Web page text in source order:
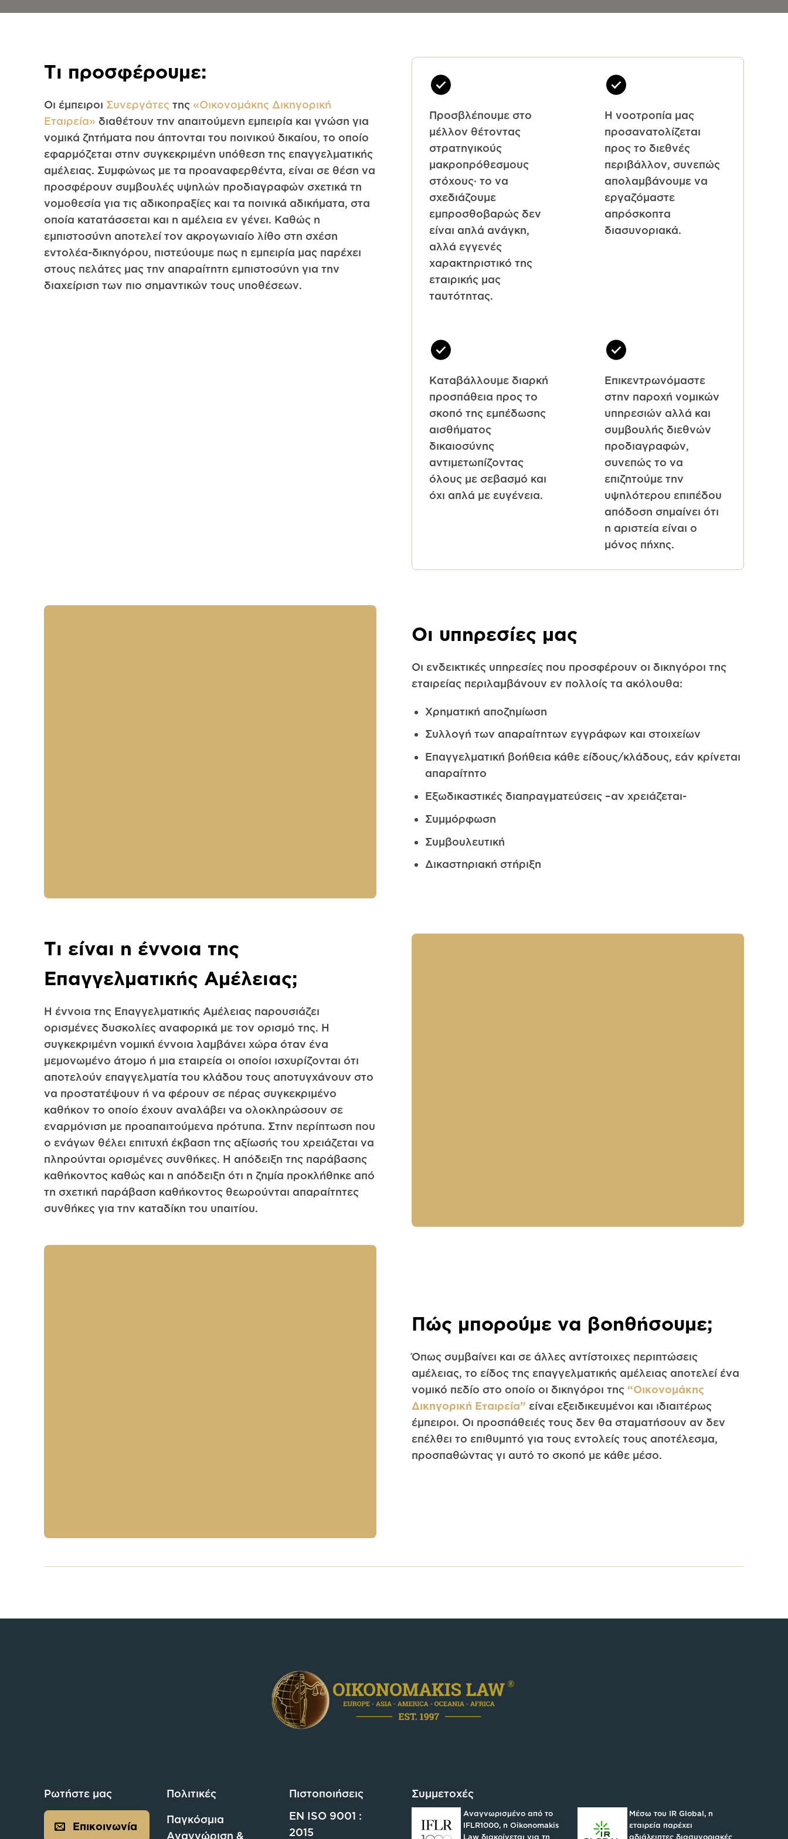
Τι προσφέρουμε:
Οι έμπειροι Συνεργάτεςτης «Οικονομάκης Δικηγορική
Εταιρεία» διαθέτουν την απαιτούμενη εμπειρία και γνώση για
νομικά ζητήματα που άπτονται του ποινικού δικαίου, το οποίο
εφαρμόζεται στην συγκεκριμένη υπόθεση της επαγγελματικής
αμέλειας. Συμφώνως με τα προαναφερθέντα, είναι σε θέση να
προσφέρουν συμβουλές υψηλών προδιαγραφών σχετικά τη
νομοθεσία για τις αδικοπραξίες και τα ποινικά αδικήματα, στα
οποία κατατάσσεται και η αμέλεια εν γένει. Καθώς η
εμπιστοσύνη αποτελεί τον ακρογωνιαίο λίθο στη σχέση
εντολέα-δικηγόρου, πιστεύουμε πως η εμπειρία μας παρέχει
στους πελάτες μας την απαραίτητη εμπιστοσύνη για την
διαχείριση των πιο σημαντικών τους υποθέσεων.
Προσβλέπουμε στο
μέλλον θέτοντας
στρατηγικούς
μακροπρόθεσμους
στόχους· το να
σχεδιάζουμε
εμπροσθοβαρώς δεν
είναι απλά ανάγκη,
αλλά εγγενές
χαρακτηριστικό της
εταιρικής μας
ταυτότητας.
Η νοοτροπία μας
προσανατολίζεται
προς το διεθνές
περιβάλλον, συνεπώς
απολαμβάνουμε να
εργαζόμαστε
απρόσκοπτα
διασυνοριακά.
Καταβάλλουμε διαρκή
προσπάθεια προς το
σκοπό της εμπέδωσης
αισθήματος
δικαιοσύνης
αντιμετωπίζοντας
όλους με σεβασμό και
όχι απλά με ευγένεια.
Επικεντρωνόμαστε
στην παροχή νομικών
υπηρεσιών αλλά και
συμβουλής διεθνών
προδιαγραφών,
συνεπώς το να
επιζητούμε την
υψηλότερου επιπέδου
απόδοση σημαίνει ότι
η αριστεία είναι ο
μόνος πήχης.
Οι υπηρεσίες μας
Οι ενδεικτικές υπηρεσίες που προσφέρουν οι δικηγόροι της
εταιρείας περιλαμβάνουν εν πολλοίς τα ακόλουθα:
Χρηματική αποζημίωση
Συλλογή των απαραίτητων εγγράφων και στοιχείων
Επαγγελματική βοήθεια κάθε είδους/κλάδους, εάν κρίνεται
απαραίτητο
Εξωδικαστικές διαπραγματεύσεις –αν χρειάζεται-
Συμμόρφωση
Συμβουλευτική
Δικαστηριακή στήριξη
Τι είναι η έννοια της
Επαγγελματικής Αμέλειας;
Η έννοια της Επαγγελματικής Αμέλειας παρουσιάζει
ορισμένες δυσκολίες αναφορικά με τον ορισμό της. Η
συγκεκριμένη νομική έννοια λαμβάνει χώρα όταν ένα
μεμονωμένο άτομο ή μια εταιρεία οι οποίοι ισχυρίζονται ότι
αποτελούν επαγγελματία του κλάδου τους αποτυγχάνουν στο
να προστατέψουν ή να φέρουν σε πέρας συγκεκριμένο
καθήκον το οποίο έχουν αναλάβει να ολοκληρώσουν σε
εναρμόνιση με προαπαιτούμενα πρότυπα. Στην περίπτωση που
ο ενάγων θέλει επιτυχή έκβαση της αξίωσής του χρειάζεται να
πληρούνται ορισμένες συνθήκες. Η απόδειξη της παράβασης
καθήκοντος καθώς και η απόδειξη ότι η ζημία προκλήθηκε από
τη σχετική παράβαση καθήκοντος θεωρούνται απαραίτητες
συνθήκες για την καταδίκη του υπαιτίου.
Πώς μπορούμε να βοηθήσουμε;
Όπως συμβαίνει και σε άλλες αντίστοιχες περιπτώσεις
αμέλειας, το είδος της επαγγελματικής αμέλειας αποτελεί ένα
νομικό πεδίο στο οποίο οι δικηγόροι της “Οικονομάκης
Δικηγορική Εταιρεία” είναι εξειδικευμένοι και ιδιαιτέρως
έμπειροι. Οι προσπάθειές τους δεν θα σταματήσουν αν δεν
επέλθει το επιθυμητό για τους εντολείς τους αποτέλεσμα,
προσπαθώντας γι αυτό το σκοπό με κάθε μέσο.
Ρωτήστε μας
Επικοινωνία
Πολιτικές
Παγκόσμια
Αναγνώριση &
Πιστοποιήσεις
EN ISO 9001 :
2015
Συμμετοχές
Αναγνωρισμένο από το
IFLR1000, η Oikonomakis
Law διακρίνεται για τη
Μέσω του IR Global, η
εταιρεία παρέχει
αδιάλειπτες διασυνοριακές